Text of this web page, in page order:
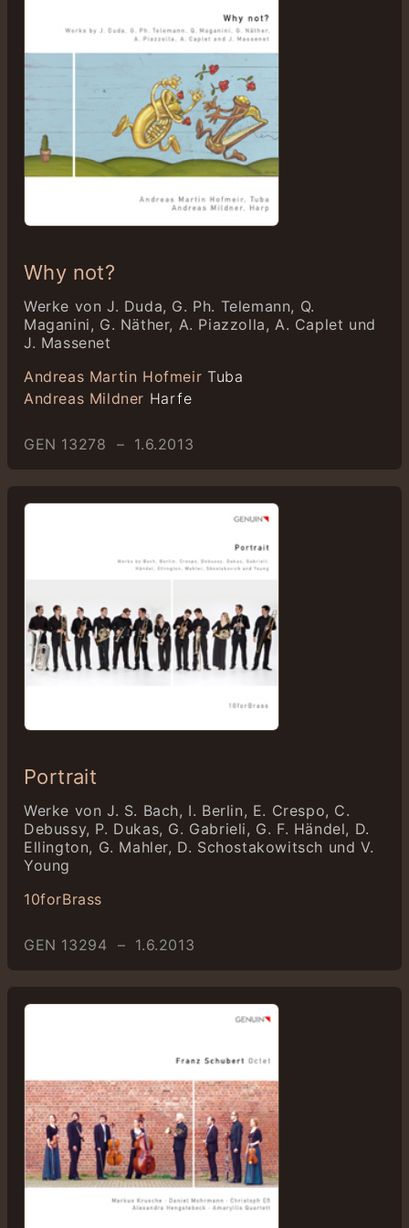
Why not?
Werke von J. Duda, G. Ph. Telemann, Q.
Maganini, G. Näther, A. Piazzolla, A. Caplet und
J. Massenet
Andreas Martin Hofmeir Tuba
Andreas Mildner Harfe
GEN 13278 – 1.6.2013
Portrait
Werke von J. S. Bach, I. Berlin, E. Crespo, C.
Debussy, P. Dukas, G. Gabrieli, G. F. Händel, D.
Ellington, G. Mahler, D. Schostakowitsch und V.
Young
10forBrass
GEN 13294 – 1.6.2013